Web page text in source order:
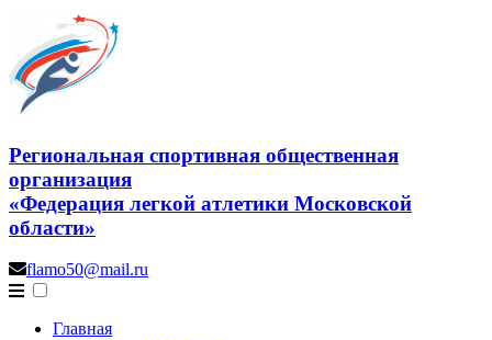
Региональная спортивная общественная
организация
«Федерация легкой атлетики Московской
области»
flamo50@mail.ru
Главная